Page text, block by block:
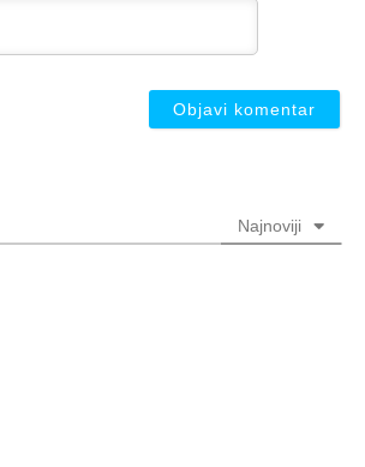
Najnoviji